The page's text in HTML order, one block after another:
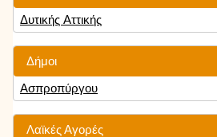
Δυτικής Αττικής
Δήμοι
Ασπροπύργου
Λαϊκές Αγορές